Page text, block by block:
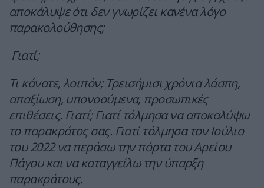
αποκάλυψε ότι δεν γνωρίζει κανένα λόγο
παρακολούθησης;
Γιατί;
Τι κάνατε, λοιπόν; Τρεισήμισι χρόνια λάσπη,
απαξίωση, υπονοούμενα, προσωπικές
επιθέσεις. Γιατί; Γιατί τόλμησα να αποκαλύψω
το παρακράτος σας. Γιατί τόλμησα τον Ιούλιο
του 2022 να περάσω την πόρτα του Αρείου
Πάγου και να καταγγείλω την ύπαρξη
παρακράτους.